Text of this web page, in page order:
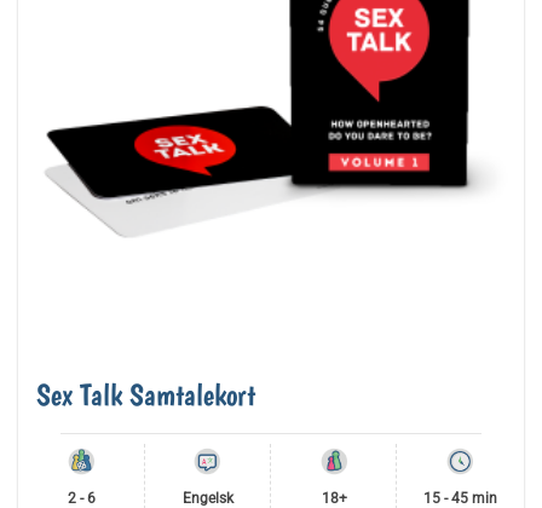
Sex Talk Samtalekort
2 - 6 Engelsk 18+ 15 - 45 min